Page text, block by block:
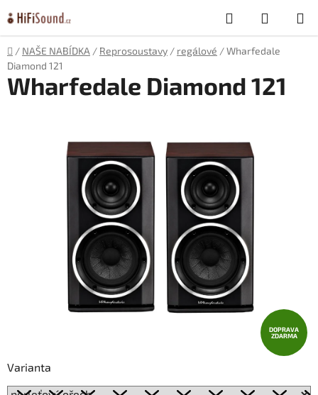
na
obsah
Hledat
KOŠÍK
Domů
/ NAŠE NABÍDKA / Reprosoustavy / regálové /Wharfedale
Diamond 121
Varianta
Wharfedale Diamond 121
DOPRAVA
ZDARMA